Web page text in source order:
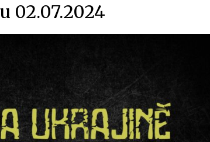
02.07.2024